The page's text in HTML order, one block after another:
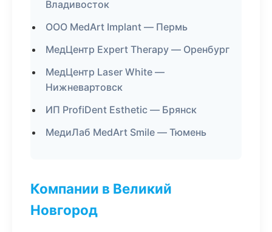
Владивосток
ООО MedArt Implant — Пермь
МедЦентр Expert Therapy — Оренбург
МедЦентр Laser White —
Нижневартовск
ИП ProfiDent Esthetic — Брянск
МедиЛаб MedArt Smile — Тюмень
Компании в Великий
Новгород